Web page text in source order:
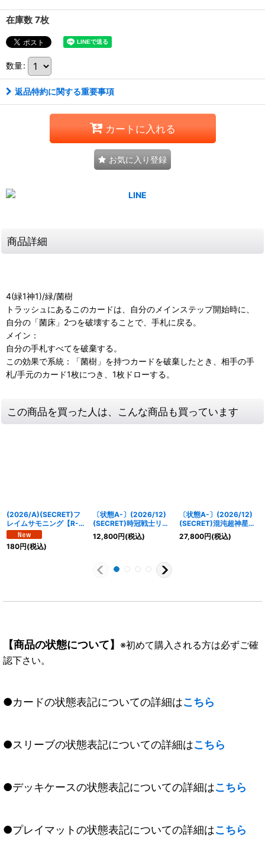
在庫数 7枚
数量:
返品特約に関する重要事項
カートに入れる
お気に入り登録
商品詳細
4(緑1神1)/緑/菌樹
トラッシュにあるこのカードは、自分のメインステップ開始時に、
自分の「菌床」2つを破壊することで、手札に戻る。
メイン：
自分の手札すべてを破棄する。
この効果で系統：「菌樹」を持つカードを破棄したとき、相手の手
札/手元のカード1枚につき、1枚ドローする。
この商品を買った人は、こんな商品も買っています
(2026/A)(SECRET)フ
レイムサモニング【R-
SEC】{26RBS02-087}
《赤》
180円(税込)
〔状態A-〕(2026/12)
(SECRET)時冠戦士リバ
ース・シン・クロノス
【CP-SEC】{BS75-
12,800円(税込)
〔状態A-〕(2026/12)
(SECRET)混沌超神星ジ
ークヴルム・オルタ・ノ
ヴァ【AX-SEC】
27,800円(税込)
【商品の状態について】 ※初めて購入される方は必ずご確
認下さい。
●カードの状態表記についての詳細はこちら
●スリーブの状態表記についての詳細はこちら
●デッキケースの状態表記についての詳細はこちら
●プレイマットの状態表記についての詳細はこちら